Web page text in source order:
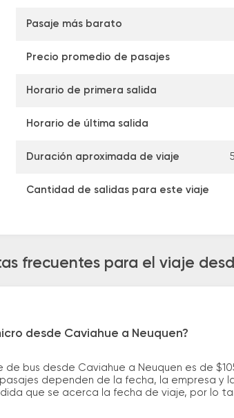
Pasaje más barato
Precio promedio de pasajes
Horario de primera salida
Horario de última salida
Duración aproximada de viaje
Cantidad de salidas para este viaje
frecuentes para el viaje
desde Caviahue a Neuquen?
de bus desde Caviahue a Neuquen es de
dependen de la fecha, la empresa y
que se acerca la fecha de viaje, por lo